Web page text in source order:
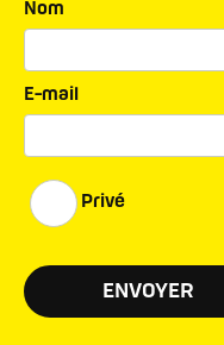
Nom
E-mail
Privé
ENVOYER